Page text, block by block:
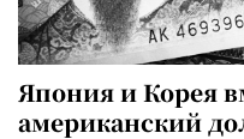
Япония и Корея
американский